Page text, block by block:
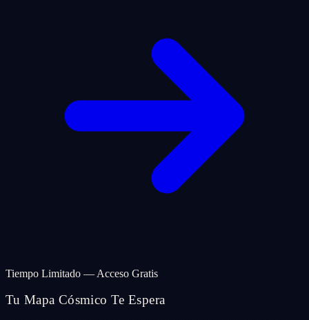
Tiempo Limitado — Acceso Gratis
Tu Mapa Cósmico Te Espera